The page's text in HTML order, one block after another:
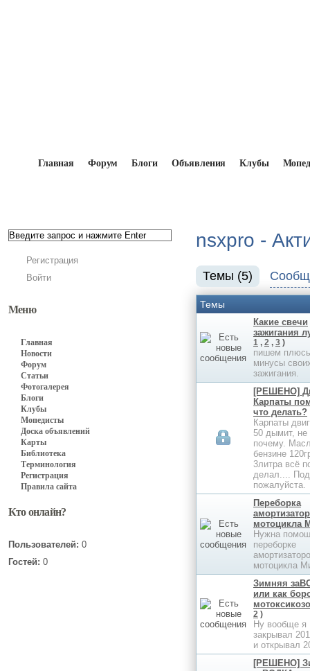
Главная Форум Блоги Объявления Клубы
Регистрация
Войти
Меню
Главная
Новости
Форум
Статьи
Фотогалерея
Блоги
Клубы
Мопедисты
Доска объявлений
Карты
Библиотека
Терминология
Регистрация
Правила сайта
Кто онлайн?
Пользователей: 0
Гостей: 0
nsxpro -
Темы (5)
Темы
Какие свечи
зажигания
1 , 2 , 3 )
пишем
минусы
зажигания.
[РЕШЕНО]
Карпаты
что делать?
Карпаты
50 дымит, не
почему.
бензине
3литра всё
делал....
пожалуйста.
Переборка
мотоцикла
Нужна
переборке
мотоцикла
Зимняя
или как
2 )
Ну вообще я
закрывал
и открывал
[РЕШЕНО]